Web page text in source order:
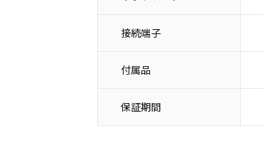
接続端子
付属品
保証期間